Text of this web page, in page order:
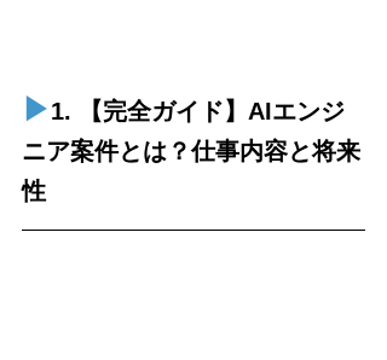
▶︎1. 【完全ガイド】AIエンジ
ニア案件とは？仕事内容と将来
性